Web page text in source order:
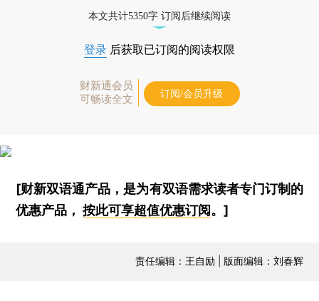
本文共计5350字 订阅后继续阅读
登录 后获取已订阅的阅读权限
财新通会员
可畅读全文
订阅/会员升级
[财新双语通产品，是为有双语需求读者专门订制的
优惠产品，按此可享超值优惠订阅 。]
责任编辑：王自励 | 版面编辑：刘春辉